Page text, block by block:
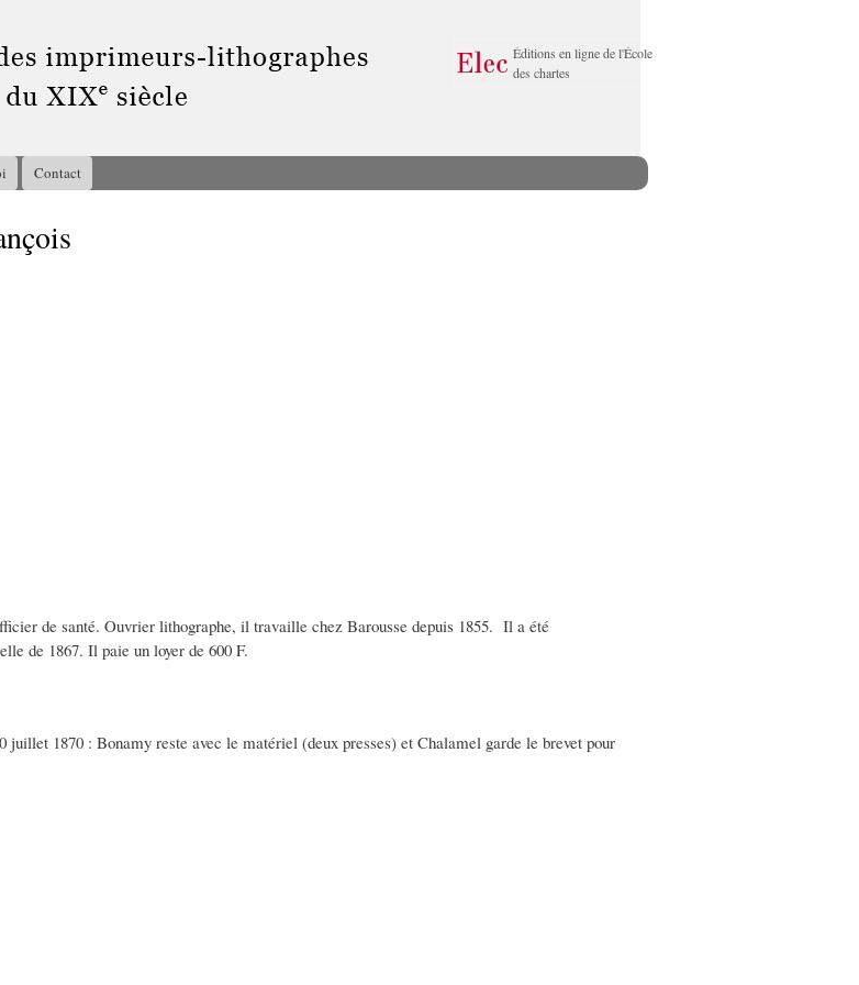
principal
Éditions en ligne de l'École
des chartes
Contact
de santé. Ouvrier lithographe, il travaille chez Barousse depuis 1855. Il a été
de 1867. Il paie un loyer de 600 F.
juillet 1870 : Bonamy reste avec le matériel (deux presses) et Chalamel garde le brevet pour